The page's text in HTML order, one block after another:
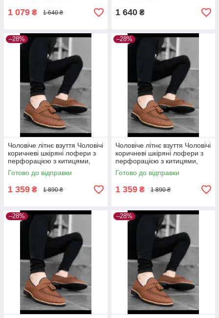
1 079 ₴ 1 640 ₴ 1 640 ₴
–28%
Чоловіче літнє взуття Чоловічі
коричневі шкіряні лофери з
перфорацією з китицями,
Туреччина 44
Готово до відправки
1 359 ₴ 1 890 ₴
–28%
Чоловіче літнє взуття Чоловічі
коричневі шкіряні лофери з
перфорацією з китицями,
Туреччина 43
Готово до відправки
1 359 ₴ 1 890 ₴
–28% –28%